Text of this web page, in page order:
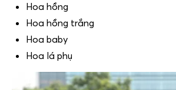
Hoa hồng
Hoa hồng trắng
Hoa baby
Hoa lá phụ